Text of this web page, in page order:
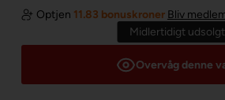
Optjen 11.83 bonuskroner Bliv
Midlertidigt udsolgt
Overvåg denne